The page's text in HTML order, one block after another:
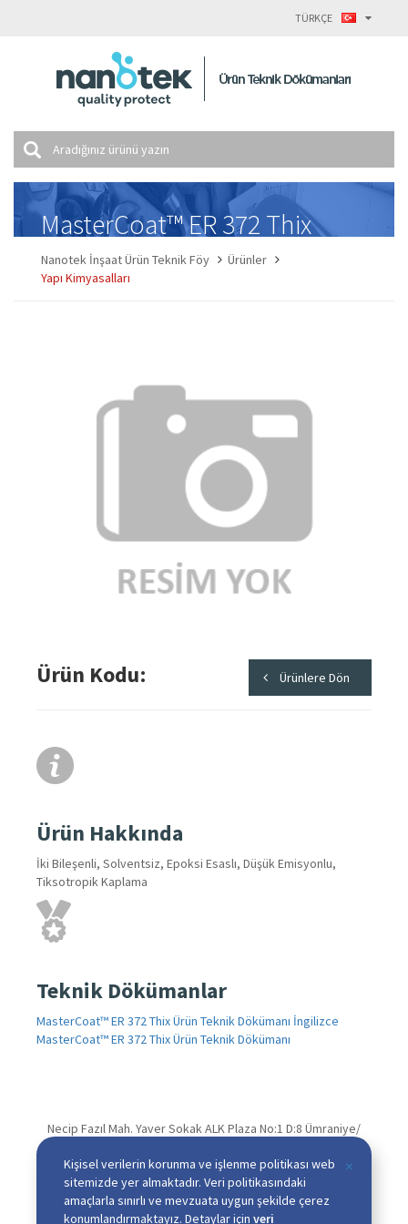
TÜRKÇE
MasterCoat™ ER 372 Thix
Nanotek İnşaat Ürün Teknik Föy
Ürünler
Yapı Kimyasalları
Ürün Kodu Ürünlere Dön
Ürün Hakkında
İki Bileşenli, Solventsiz, Epoksi Esaslı, Düşük Emisyonlu,
Tiksotropik Kaplama
Teknik Dökümanlar
MasterCoat™ ER 372 Thix Ürün Teknik Dökümanı İngilizce
MasterCoat™ ER 372 Thix Ürün Teknik Dökümanı
Necip Fazıl Mah. Yaver Sokak ALK Plaza No:1 D:8 Ümraniye/
+90 216 339 12 12 (Pbx)
+90 216 339 12 17
info@nanotekgrup.com
Kişisel verilerin korunma ve işlenme politikası web
sitemizde yer almaktadır. Veri politikasındaki
amaçlarla sınırlı ve mevzuata uygun şekilde çerez
konumlandırmaktayız. Detaylar için veri
×